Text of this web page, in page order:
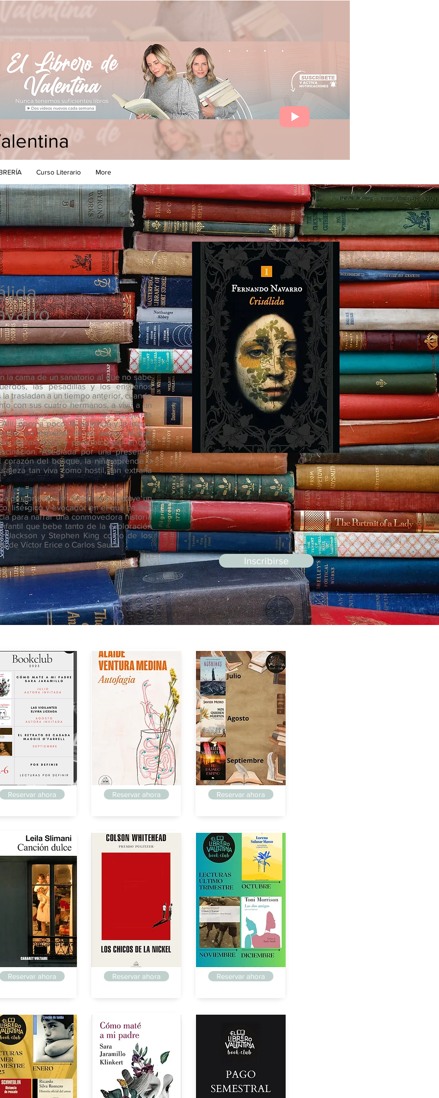
Curso Literario More
la cama de un sanatorio al que no sabe
las pesadillas y los ensueños
trasladan a un tiempo anterior, cuando
con sus cuatro hermanos, a vivir a un
en algún lugar entre las Alpujarras
poco a poco, la violencia y la locura
en especial de su padre, al que
atormentado y paranoico por el que
Asediada por una presencia
del bosque, la niña aprende a
tan viva como hostil, tan extraña
de aprendizaje, Crisálida construye un
lisérgico y evocador en el que se dan
para narrar una conmovedora historia
que bebe tanto de la exploración
Jackson y Stephen King como de los
de Víctor Erice o Carlos Saura.
de lectores
Inscribirse
Reservar ahora
Reservar ahora
Arriaga
Reservar ahora
Reservar ahora
Arriaga
Reservar ahora
Reservar ahora